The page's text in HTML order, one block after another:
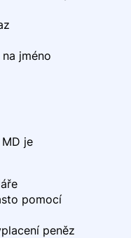
jméno
je
pomocí
peněz